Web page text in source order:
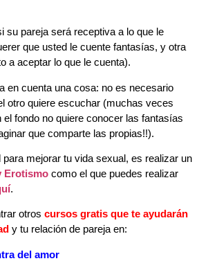
su pareja será receptiva a lo que le
que usted le cuente fantasías, y otra
a aceptar lo que le cuenta).
en cuenta una cosa: no es necesario
otro quiere escuchar (muchas veces
el fondo no quiere conocer las fantasías
que comparte las propias!!).
para mejorar tu vida sexual, es realizar un
Erotismo como el que puedes realizar
.
otros cursos gratis que te ayudarán
y tu relación de pareja en:
del amor